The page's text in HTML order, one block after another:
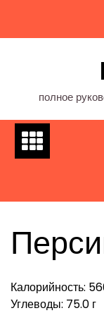
содержимому
полное
Калорийность:
Углеводы: 75.0 г